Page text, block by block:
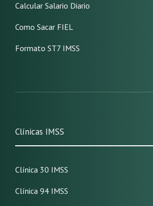
Calcular Salario Diario
Como Sacar FIEL
Formato ST7 IMSS
Clínicas IMSS
Clínica 30 IMSS
Clínica 94 IMSS